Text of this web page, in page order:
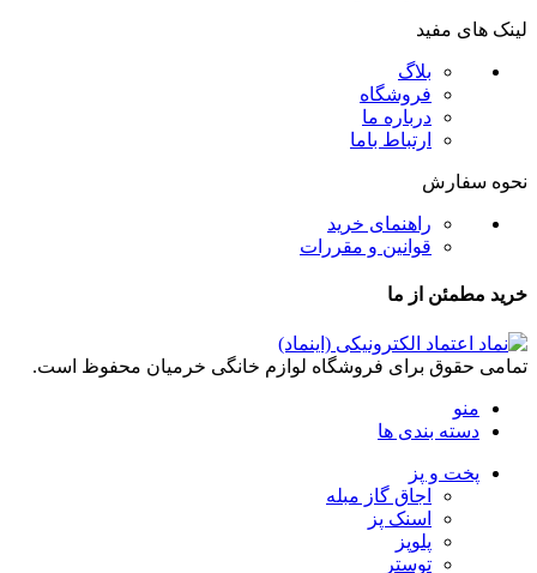
لینک های مفید
بلاگ
فروشگاه
درباره ما
ارتباط باما
نحوه سفارش
راهنمای خرید
قوانین و مقررات
خرید مطمئن از ما
تمامی حقوق برای فروشگاه لوازم خانگی خرمیان محفوظ است.
منو
دسته بندی ها
پخت و پز
اجاق گاز مبله
اسنک پز
پلوپز
توستر